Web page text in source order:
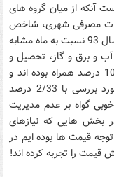
آنکه از میان گروه های
مصرفی شهری، شاخص
قیمت دخانیات با کاهش 8/3 درصدی در بهمن سال 93 نسبت به ماه مشابه
و برق و گاز، تحصیل و
سایر مواردی از این دست با افزایش های بالای 10 درصد همراه بوده اند و
حتی هزینه بهداشت و درمان در همین دوره مورد بررسی با 2/33 درصد
گواه بر عدم مدیریت
بخش هایی که نیازهای
قیمت ها بوده ایم در
قیمت را تجربه کرده اند!